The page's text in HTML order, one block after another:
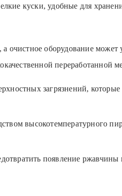
куски, удобные для
очистное оборудование
переработанной
загрязнений,
высокотемпературного
появление